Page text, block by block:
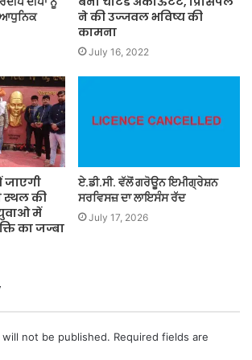
ਆਧੁਨਿਕ
ने की उज्जवल भविष्य की
कामना
July 16, 2022
जाएगी
स्थल की
युवाओ में
का जज्बा
ਏ.ਡੀ.ਸੀ. ਵੱਲੋਂ ਗਰੋਊਨ ਇਮੀਗ੍ਰੇਸ਼ਨ
ਸਰਵਿਸਜ਼ ਦਾ ਲਾਇਸੰਸ ਰੱਦ
July 17, 2026
not be published. Required fields are